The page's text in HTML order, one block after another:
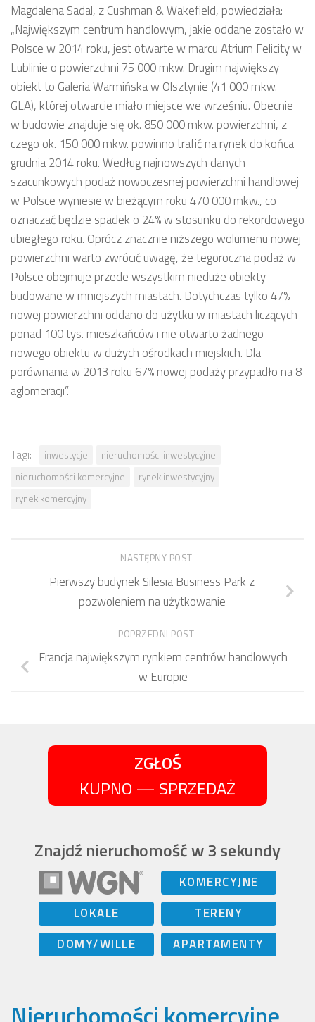
Magdalena Sadal, z Cushman & Wakefield, powiedziała:
„Największym centrum handlowym, jakie oddane zostało w
Polsce w 2014 roku, jest otwarte w marcu Atrium Felicity w
Lublinie o powierzchni 75 000 mkw. Drugim największy
obiekt to Galeria Warmińska w Olsztynie (41 000 mkw.
GLA), której otwarcie miało miejsce we wrześniu. Obecnie
w budowie znajduje się ok. 850 000 mkw. powierzchni, z
czego ok. 150 000 mkw. powinno trafić na rynek do końca
grudnia 2014 roku. Według najnowszych danych
szacunkowych podaż nowoczesnej powierzchni handlowej
w Polsce wyniesie w bieżącym roku 470 000 mkw., co
oznaczać będzie spadek o 24% w stosunku do rekordowego
ubiegłego roku. Oprócz znacznie niższego wolumenu nowej
powierzchni warto zwrócić uwagę, że tegoroczna podaż w
Polsce obejmuje przede wszystkim nieduże obiekty
budowane w mniejszych miastach. Dotychczas tylko 47%
nowej powierzchni oddano do użytku w miastach liczących
ponad 100 tys. mieszkańców i nie otwarto żadnego
nowego obiektu w dużych ośrodkach miejskich. Dla
porównania w 2013 roku 67% nowej podaży przypadło na 8
aglomeracji”.
Tagi: inwestycje
nieruchomości inwestycyjne
nieruchomości komercyjne
rynek inwestycyjny
rynek komercyjny
NASTĘPNY POST
Pierwszy budynek Silesia Business Park z
pozwoleniem na użytkowanie
POPRZEDNI POST
Francja największym rynkiem centrów handlowych
w Europie
ZGŁOŚ
KUPNO — SPRZEDAŻ
Znajdź nieruchomość w 3 sekundy
KOMERCYJNE
LOKALE
TERENY
DOMY/WILLE
APARTAMENTY